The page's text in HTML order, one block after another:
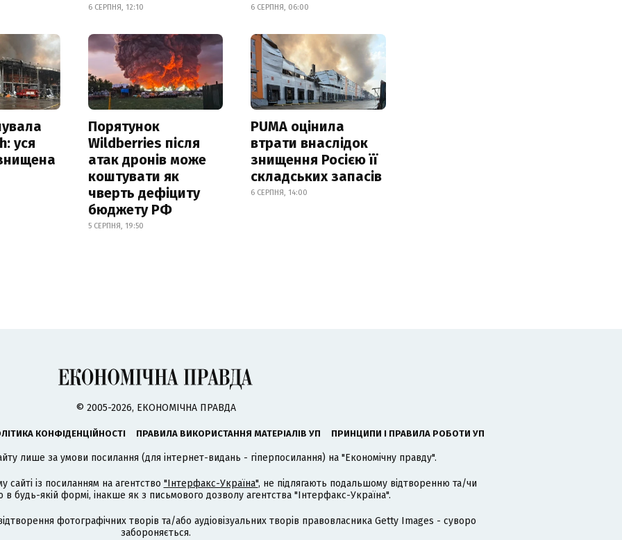
6 СЕРПНЯ, 12:10 6 СЕРПНЯ, 06:00
уся
Порятунок
Wildberries після
атак дронів може
коштувати як
чверть дефіциту
бюджету РФ
5 СЕРПНЯ, 19:50
PUMA оцінила
втрати внаслідок
знищення Росією її
складських запасів
6 СЕРПНЯ, 14:00
© 2005-2026, ЕКОНОМІЧНА ПРАВДА
КОНФІДЕНЦІЙНОСТІ ПРАВИЛА ВИКОРИСТАННЯ МАТЕРІАЛІВ УП ПРИНЦИПИ І ПРАВИЛА РОБОТИ УП
лише за умови посилання (для інтернет-видань - гіперпосилання) на "Економічну правду".
сайті із посиланням на агентство "Інтерфакс-Україна", не підлягають подальшому відтворенню та/чи
будь-якій формі, інакше як з письмового дозволу агентства "Інтерфакс-Україна".
фотографічних творів та/або аудіовізуальних творів правовласника Getty Images - суворо
забороняється.